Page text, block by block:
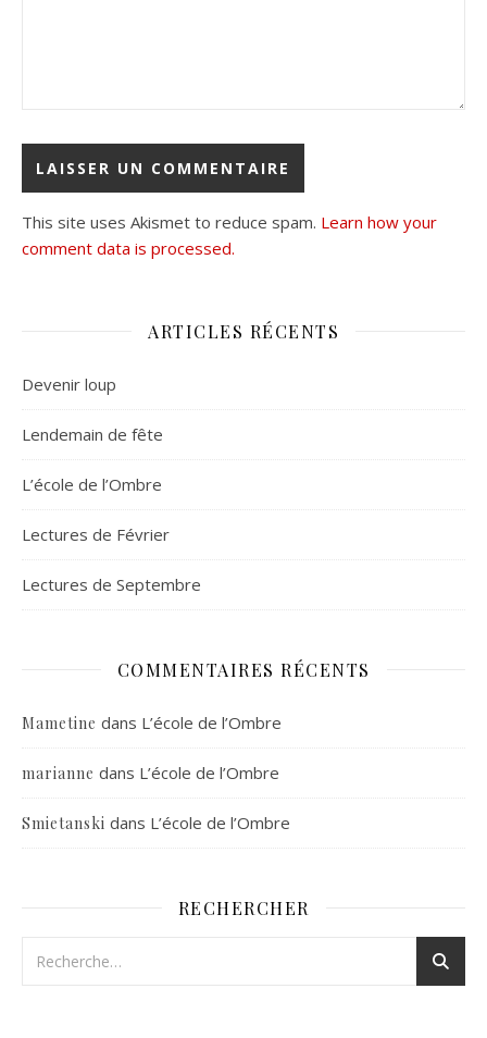
This site uses Akismet to reduce spam. Learn how your
comment data is processed.
ARTICLES RÉCENTS
Devenir loup
Lendemain de fête
L’école de l’Ombre
Lectures de Février
Lectures de Septembre
COMMENTAIRES RÉCENTS
Mametine dans L’école de l’Ombre
marianne dans L’école de l’Ombre
Smietanski dans L’école de l’Ombre
RECHERCHER